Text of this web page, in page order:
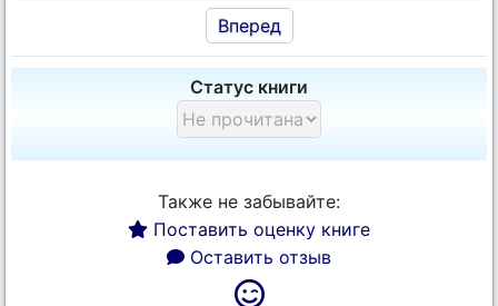
Вперед
Статус книги
Также не забывайте:
Поставить оценку книге
Оставить отзыв